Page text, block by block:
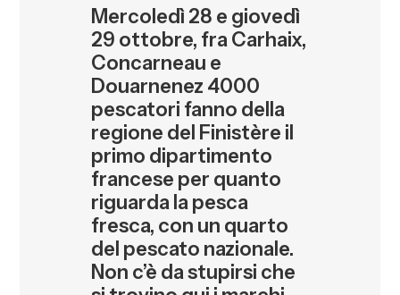
Nous contacter
Mercoledì 28 e giovedì
29 ottobre, fra Carhaix,
Concarneau e
Douarnenez 4000
pescatori fanno della
regione del Finistère il
primo dipartimento
francese per quanto
riguarda la pesca
fresca, con un quarto
del pescato nazionale.
Non c’è da stupirsi che